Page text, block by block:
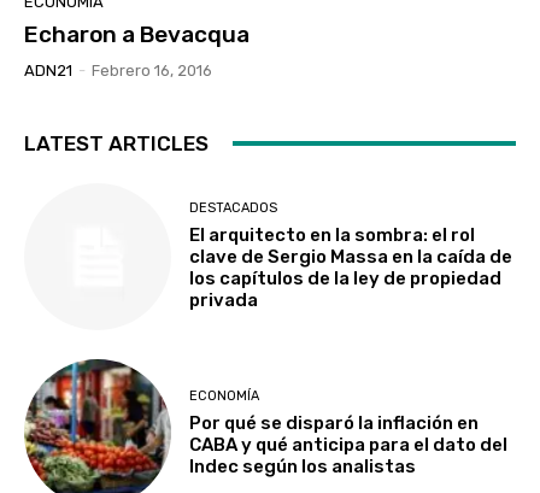
Experiencia de seis años en UEFA
Echaron a Bevacqua
ADN21 - Febrero 16, 2016
LATEST ARTICLES
DESTACADOS
El arquitecto en la sombra: el rol
clave de Sergio Massa en la caída de
los capítulos de la ley de propiedad
privada
ECONOMÍA
Por qué se disparó la inflación en
CABA y qué anticipa para el dato del
Indec según los analistas